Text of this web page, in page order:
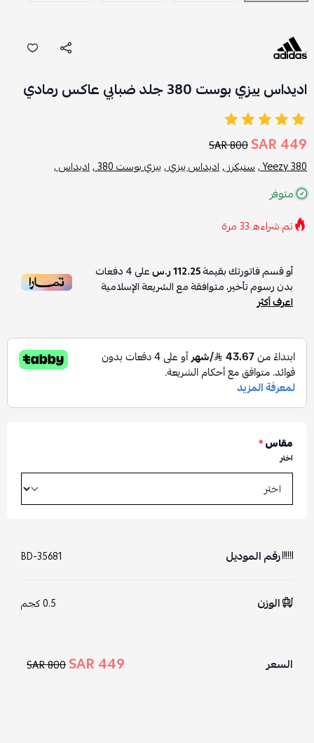
اديداس ييزي بوست 380 جلد ضبابي عاكس رمادي
449 SAR
800 SAR
Yeezy 380 , سنيكرز ,اديداس ييزي ,ييزي بوست 380 , اديداس ,
متوفر
تم شراءه33مرة
أو قسم فاتورتك بقيمة112.25 ر.س على4دفعات
بدون رسوم تأخير، متوافقة مع الشريعة الإسلامية
اعرف أكثر
مقاس*
اختر
رقم الموديل BD-35681
الوزن 0.5 كجم
السعر 449 SAR
800 SAR